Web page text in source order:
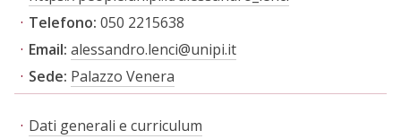
Telefono: 050 2215638
Email: alessandro.lenci@unipi.it
Sede: Palazzo Venera
Dati generali e curriculum